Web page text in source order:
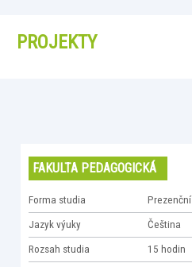
PROJEKTY
FAKULTA PEDAGOGICKÁ
Forma studia Prezenční
Jazyk výuky Čeština
Rozsah studia 15 hodin